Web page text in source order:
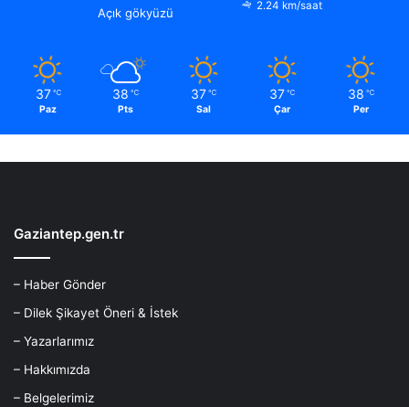
Açık gökyüzü
2.24 km/saat
37 ℃
Paz
38 ℃
Pts
37 ℃
Sal
37 ℃
Çar
38 ℃
Per
Gaziantep.gen.tr
– Haber Gönder
– Dilek Şikayet Öneri & İstek
– Yazarlarımız
– Hakkımızda
– Belgelerimiz